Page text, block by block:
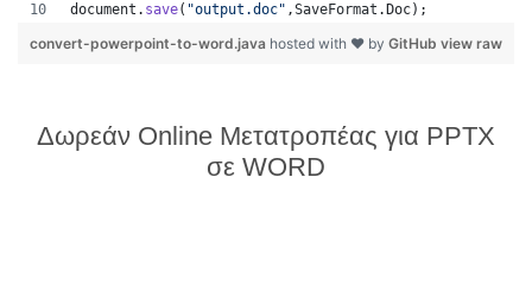
document . save( "output.doc" ,SaveFormat . Doc);
view raw
convert-powerpoint-to-word.java hosted with ❤ by GitHub
Δωρεάν Online Μετατροπέας για PPTX
σε WORD